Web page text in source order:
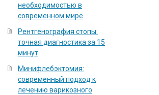
необходимостью в
современном мире
Рентгенография стопы:
точная диагностика за 15
минут
Минифлебэктомия:
современный подход к
лечению варикозного